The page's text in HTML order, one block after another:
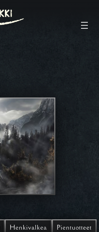
Henkivalkea
Pientuotteet